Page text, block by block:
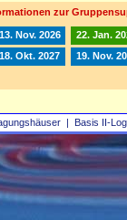
| Basis
zur
13. Nov. 2026 22. Jan.
18. Okt. 2027 19. Nov.